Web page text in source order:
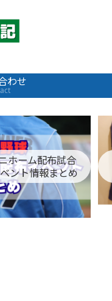
わせ
ホーム配布試合
ント情報まとめ